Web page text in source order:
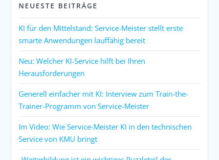
NEUESTE BEITRÄGE
KI für den Mittelstand: Service-Meister stellt erste
smarte Anwendungen lauffähig bereit
Neu: Welcher KI-Service hilft bei Ihren
Herausforderungen
Generell einfacher mit KI: Interview zum Train-the-
Trainer-Programm von Service-Meister
Im Video: Wie Service-Meister KI in den technischen
Service von KMU bringt